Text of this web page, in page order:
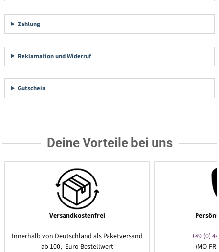
Zahlung
Reklamation und Widerruf
Gutschein
Deine Vorteile bei uns
Versandkostenfrei
Innerhalb von Deutschland als Paketversand
ab 100,- Euro Bestellwert
+49 (0)
(MO-